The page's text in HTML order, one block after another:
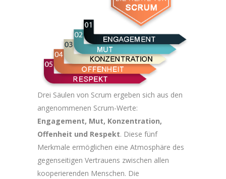
Drei Säulen von Scrum ergeben sich aus den
angenommenen Scrum-Werte:
Engagement, Mut, Konzentration,
Offenheit und Respekt. Diese fünf
Merkmale ermöglichen eine Atmosphäre des
gegenseitigen Vertrauens zwischen allen
kooperierenden Menschen. Die